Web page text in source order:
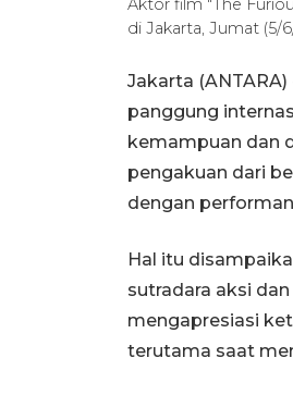
Aktor film "The
di Jakarta, Jumat (5/
Jakarta
panggung
kemampuan dan
pengakuan dari
dengan
Hal itu
sutradara aksi
mengapresiasi
terutama saat